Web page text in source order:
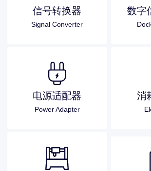
信号转换器
Signal Converter
数字
电源适配器
Power Adapter
消